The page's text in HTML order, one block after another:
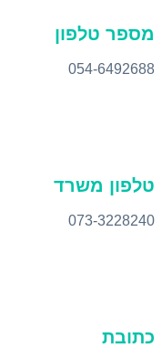
מספר טלפון
054-6492688
טלפון משרד
073-3228240
כתובת